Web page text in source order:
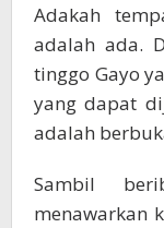
Adakah
adalah ada.
tinggo Gayo
yang dapat
adalah
Sambil
menawarkan